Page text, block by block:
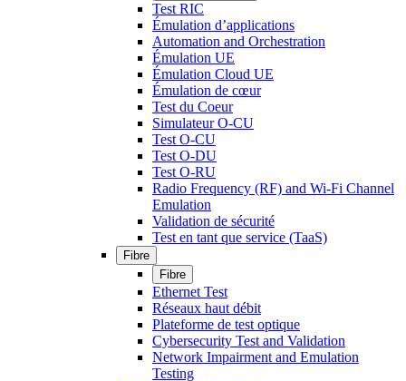
Test RIC
Émulation d’applications
Automation and Orchestration
Émulation UE
Émulation Cloud UE
Émulation de cœur
Test du Coeur
Simulateur O-CU
Test O-CU
Test O-DU
Test O-RU
Radio Frequency (RF) and Wi-Fi Channel
Emulation
Validation de sécurité
Test en tant que service (TaaS)
Fibre
Fibre
Ethernet Test
Réseaux haut débit
Plateforme de test optique
Cybersecurity Test and Validation
Network Impairment and Emulation
Testing